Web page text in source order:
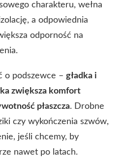
charakteru, wełna
a odpowiednia
odporność na
o podszewce – gładka i
zwiększa komfort
płaszcza. Drobne
czy wykończenia szwów,
jeśli chcemy, by
nawet po latach.